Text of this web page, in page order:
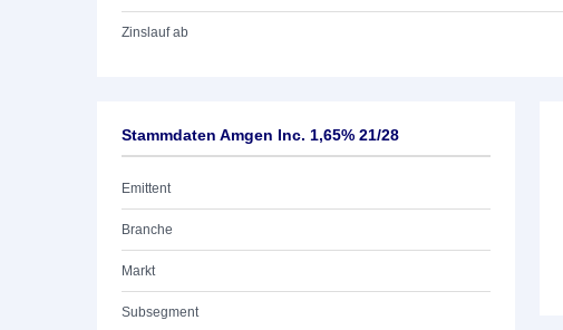
Zinslauf ab
Stammdaten Amgen Inc. 1,65% 21/28
Emittent
Branche
Markt
Subsegment